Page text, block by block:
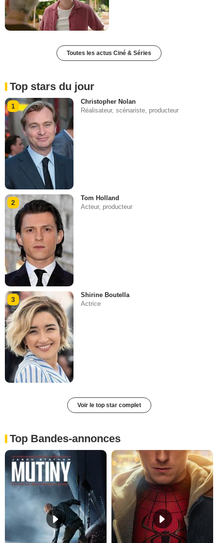
Toutes les actus Ciné & Séries
Top stars du jour
1
Christopher Nolan
Réalisateur, scénariste, producteur
2
Tom Holland
Acteur, producteur
3
Shirine Boutella
Actrice
Voir le top star complet
Top Bandes-annonces